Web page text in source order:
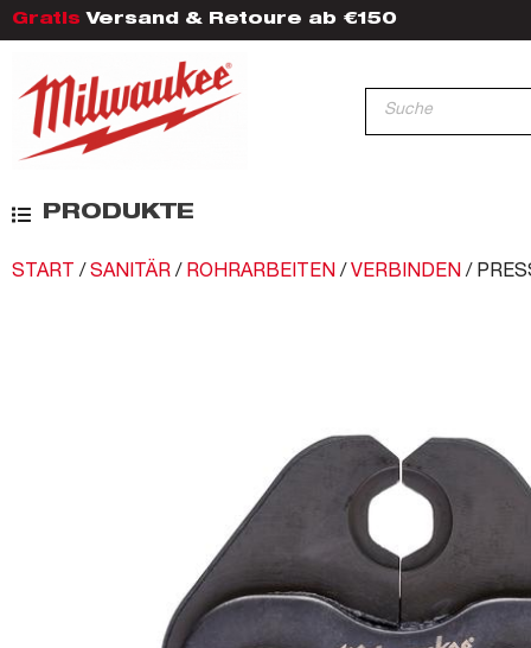
Gratis Versand & Retoure ab €150
PRODUKTE
START / SANITÄR / ROHRARBEITEN / VERBINDEN /